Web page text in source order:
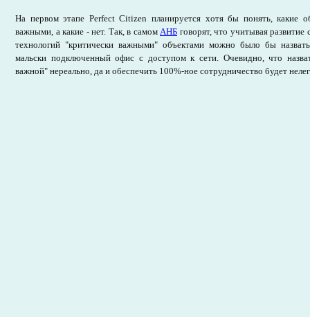
На первом этапе Perfect Citizen планируется хотя бы понять, какие
важными, а какие - нет. Так, в самом АНБ говорят, что учитывая
технологий "критически важными" объектами можно было бы
мальски подключенный офис с доступом к сети. Очевидно, что
важной" нереально, да и обеспечить 100%-ное сотрудничество будет